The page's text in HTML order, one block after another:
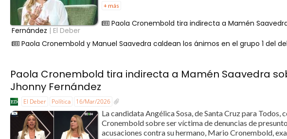
+ más
Paola Cronembold tira indirecta a Mamén
Fernández | El Deber
Paola Cronembold y Manuel Saavedra caldean los ánimos en el grupo 1 del
Paola Cronembold tira indirecta a Mamén Saavedra
Jhonny Fernández
El Deber Política 16/Mar/2026
La candidata Angélica Sosa, de Santa Cruz para Todos,
Cronembold sobre ser víctima de denuncias de
acusaciones contra su hermano, Mario Cronembold,